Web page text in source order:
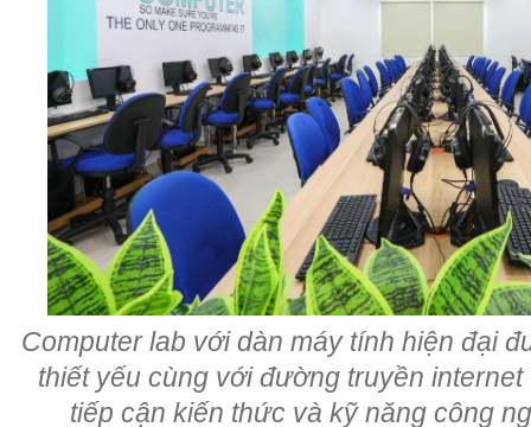
Computer lab với dàn máy tính hiện đại
thiết yếu cùng với đường truyền
tiếp cận kiến thức và kỹ năng công